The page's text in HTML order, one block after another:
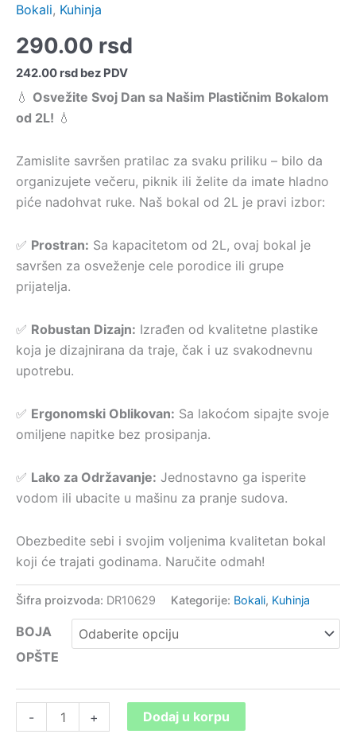
Bokali, Kuhinja
290.00 rsd
242.00 rsd bez PDV
💧 Osvežite Svoj Dan sa Našim Plastičnim Bokalom
od 2L! 💧
Zamislite savršen pratilac za svaku priliku – bilo da
organizujete večeru, piknik ili želite da imate hladno
piće nadohvat ruke. Naš bokal od 2L je pravi izbor:
✅ Prostran: Sa kapacitetom od 2L, ovaj bokal je
savršen za osveženje cele porodice ili grupe
prijatelja.
✅ Robustan Dizajn: Izrađen od kvalitetne plastike
koja je dizajnirana da traje, čak i uz svakodnevnu
upotrebu.
✅ Ergonomski Oblikovan: Sa lakoćom sipajte svoje
omiljene napitke bez prosipanja.
✅ Lako za Održavanje: Jednostavno ga isperite
vodom ili ubacite u mašinu za pranje sudova.
Obezbedite sebi i svojim voljenima kvalitetan bokal
koji će trajati godinama. Naručite odmah!
Šifra proizvoda: DR10629 Kategorije: Bokali, Kuhinja
BOJA
OPŠTE
- + Dodaj u korpu